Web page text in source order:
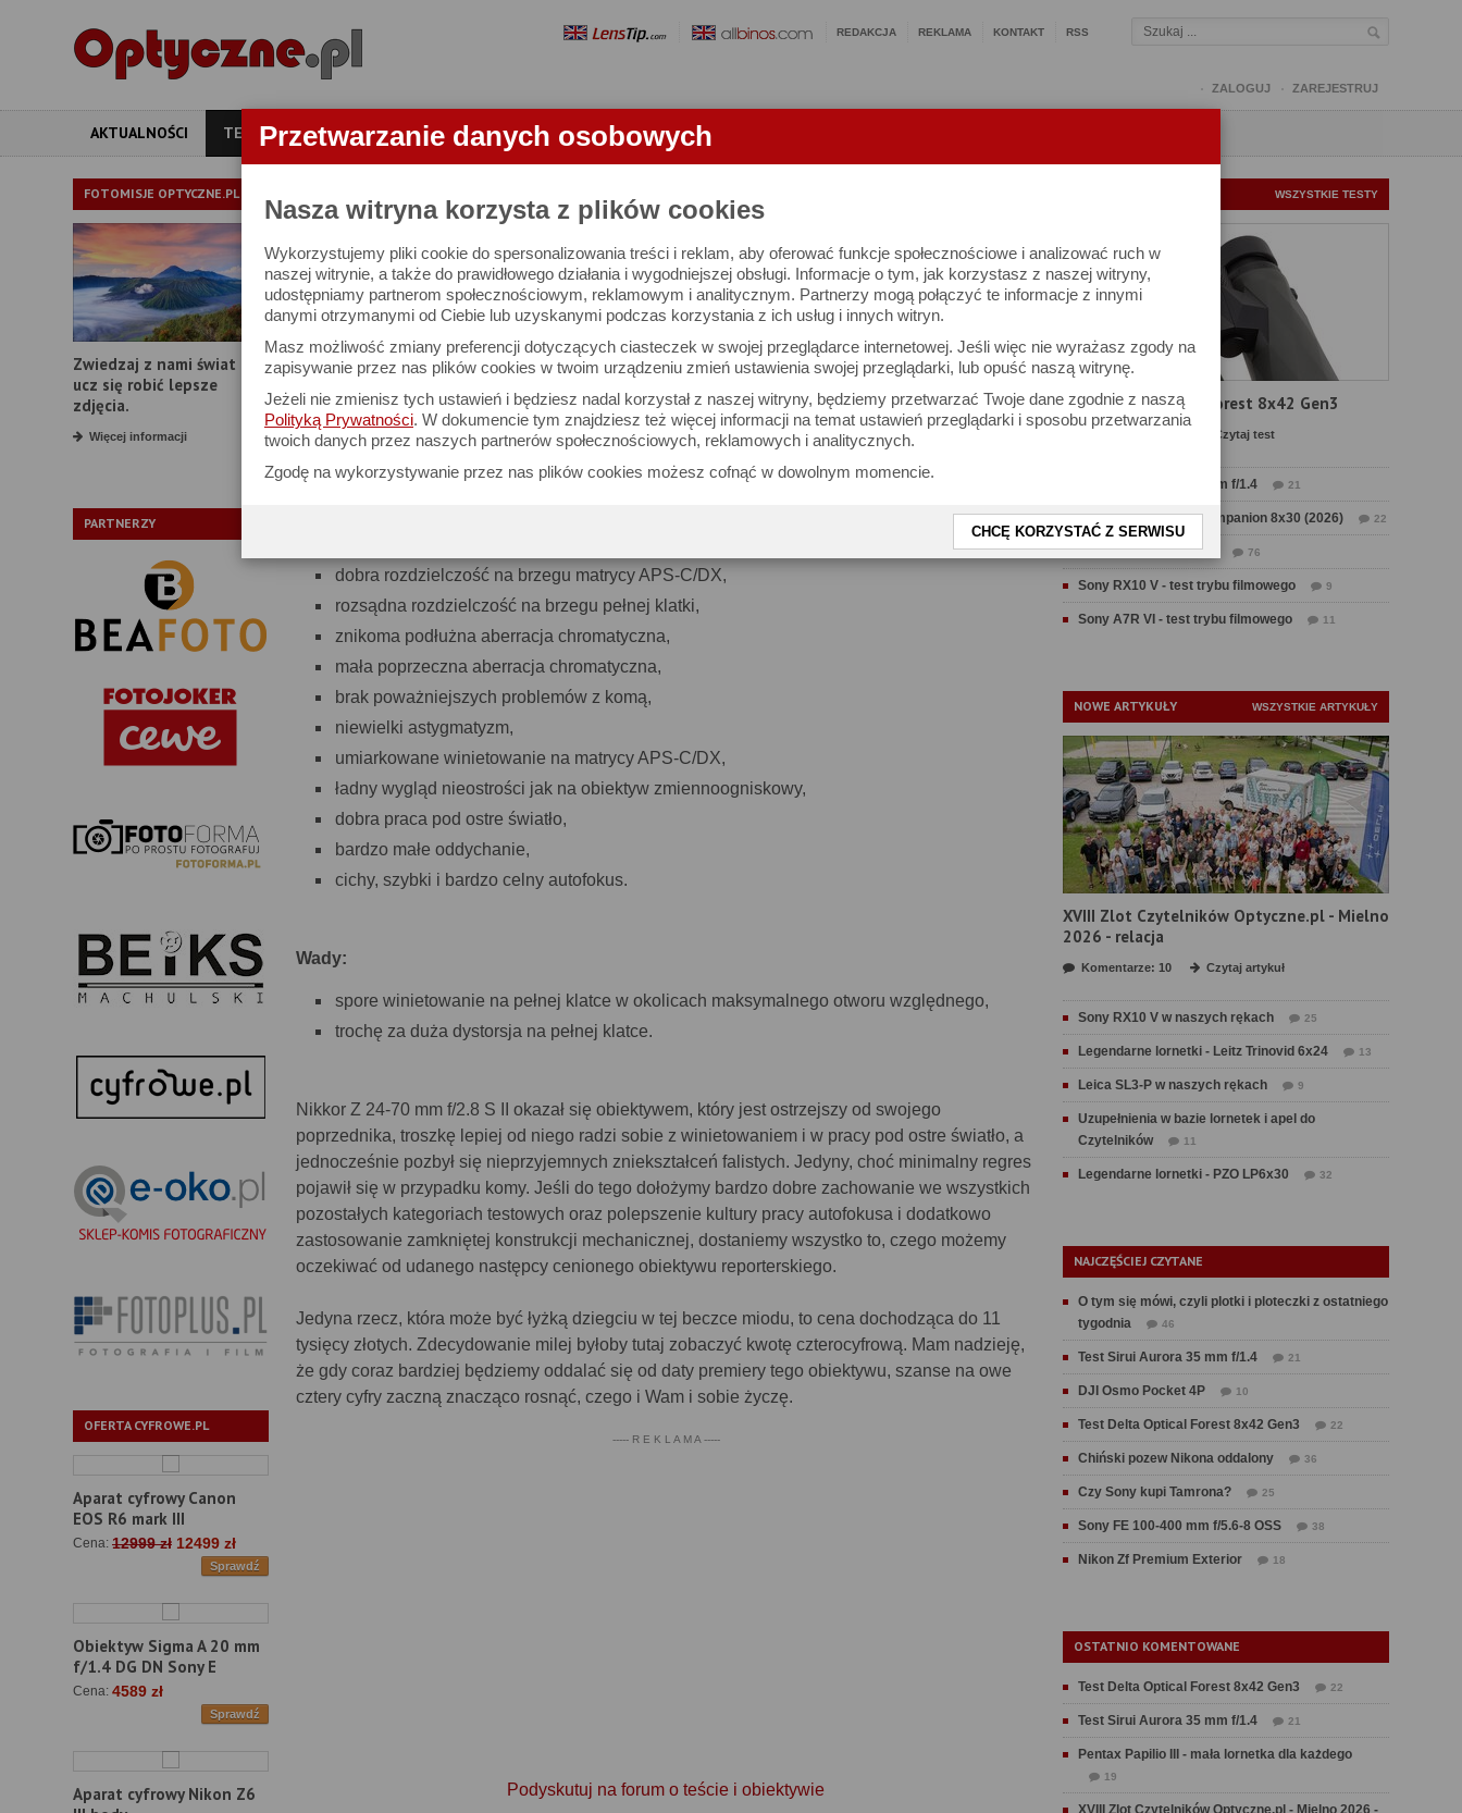
Przetwarzanie danych osobowych
Nasza witryna korzysta z plików cookies
Wykorzystujemy pliki cookie do spersonalizowania treści i reklam, aby oferować funkcje społecznościowe i analizować ruch w
naszej witrynie, a także do prawidłowego działania i wygodniejszej obsługi. Informacje o tym, jak korzystasz z naszej witryny,
udostępniamy partnerom społecznościowym, reklamowym i analitycznym. Partnerzy mogą połączyć te informacje z innymi
danymi otrzymanymi od Ciebie lub uzyskanymi podczas korzystania z ich usług i innych witryn.
Masz możliwość zmiany preferencji dotyczących ciasteczek w swojej przeglądarce internetowej. Jeśli więc nie wyrażasz zgody na
zapisywanie przez nas plików cookies w twoim urządzeniu zmień ustawienia swojej przeglądarki, lub opuść naszą witrynę.
Jeżeli nie zmienisz tych ustawień i będziesz nadal korzystał z naszej witryny, będziemy przetwarzać Twoje dane zgodnie z naszą
Polityką Prywatności. W dokumencie tym znajdziesz też więcej informacji na temat ustawień przeglądarki i sposobu przetwarzania
twoich danych przez naszych partnerów społecznościowych, reklamowych i analitycznych.
Zgodę na wykorzystywanie przez nas plików cookies możesz cofnąć w dowolnym momencie.
CHCĘ KORZYSTAĆ Z SERWISU
REDAKCJA REKLAMA KONTAKT RSS
ZALOGUJ ZAREJESTRUJ
AKTUALNOŚCI TESTY ARTYKUŁY APARATY OBIEKTYWY LORNETKI
FOTOMISJE OPTYCZNE.PL
Zwiedzaj z nami świat i
ucz się robić lepsze
zdjęcia.
Więcej informacji
PARTNERZY
OFERTA CYFROWE.PL
Aparat cyfrowy Canon
EOS R6 mark III
Cena: 12999 zł 12499 zł
Sprawdź
Obiektyw Sigma A 20 mm
f/1.4 DG DN Sony E
Cena: 4589 zł
Sprawdź
Aparat cyfrowy Nikon Z6
TEST OBIEKTYWU
Nikon Nikkor Z 24-70 mm f/2.8 S II - test obiektywu
8 maja 2026
Podziel się
Komentarze: 56
11. Podsumowanie
Zalety:
dobra rozdzielczość na brzegu matrycy APS-C/DX,
rozsądna rozdzielczość na brzegu pełnej klatki,
znikoma podłużna aberracja chromatyczna,
mała poprzeczna aberracja chromatyczna,
brak poważniejszych problemów z komą,
niewielki astygmatyzm,
umiarkowane winietowanie na matrycy APS-C/DX,
ładny wygląd nieostrości jak na obiektyw zmiennoogniskowy,
dobra praca pod ostre światło,
bardzo małe oddychanie,
cichy, szybki i bardzo celny autofokus.
Wady:
spore winietowanie na pełnej klatce w okolicach maksymalnego otworu względnego,
trochę za duża dystorsja na pełnej klatce.
Nikkor Z 24-70 mm f/2.8 S II okazał się obiektywem, który jest ostrzejszy od swojego
poprzednika, troszkę lepiej od niego radzi sobie z winietowaniem i w pracy pod ostre światło, a
jednocześnie pozbył się nieprzyjemnych zniekształceń falistych. Jedyny, choć minimalny regres
pojawił się w przypadku komy. Jeśli do tego dołożymy bardzo dobre zachowanie we wszystkich
pozostałych kategoriach testowych oraz polepszenie kultury pracy autofokusa i dodatkowo
zastosowanie zamkniętej konstrukcji mechanicznej, dostaniemy wszystko to, czego możemy
oczekiwać od udanego następcy cenionego obiektywu reporterskiego.
Jedyna rzecz, która może być łyżką dziegciu w tej beczce miodu, to cena dochodząca do 11
tysięcy złotych. Zdecydowanie milej byłoby tutaj zobaczyć kwotę czterocyfrową. Mam nadzieję,
że gdy coraz bardziej będziemy oddalać się od daty premiery tego obiektywu, szanse na owe
cztery cyfry zaczną znacząco rosnąć, czego i Wam i sobie życzę.
----- R E K L A M A -----
Podyskutuj na forum o teście i obiektywie
WSZYSTKIE TESTY
Test Delta Optical Forest 8x42 Gen3
Czytaj test
Test Sirui Aurora 35 mm f/1.4 21
Test Swarovski CL Companion 8x30 (2026) 22
Test Fujifilm GFX 100 II 76
Sony RX10 V - test trybu filmowego 9
Sony A7R VI - test trybu filmowego 11
NOWE ARTYKUŁY WSZYSTKIE ARTYKUŁY
XVIII Zlot Czytelników Optyczne.pl - Mielno
2026 - relacja
Komentarze: 10 Czytaj artykuł
Sony RX10 V w naszych rękach 25
Legendarne lornetki - Leitz Trinovid 6x24 13
Leica SL3-P w naszych rękach 9
Uzupełnienia w bazie lornetek i apel do
Czytelników
11
Legendarne lornetki - PZO LP6x30 32
NAJCZĘŚCIEJ CZYTANE
O tym się mówi, czyli plotki i ploteczki z ostatniego
tygodnia
46
Test Sirui Aurora 35 mm f/1.4 21
DJI Osmo Pocket 4P 10
Test Delta Optical Forest 8x42 Gen3 22
Chiński pozew Nikona oddalony 36
Czy Sony kupi Tamrona? 25
Sony FE 100-400 mm f/5.6-8 OSS 38
Nikon Zf Premium Exterior 18
OSTATNIO KOMENTOWANE
Test Delta Optical Forest 8x42 Gen3 22
Test Sirui Aurora 35 mm f/1.4 21
Pentax Papilio III - mała lornetka dla każdego
19
XVIII Zlot Czytelników Optyczne.pl - Mielno 2026 -